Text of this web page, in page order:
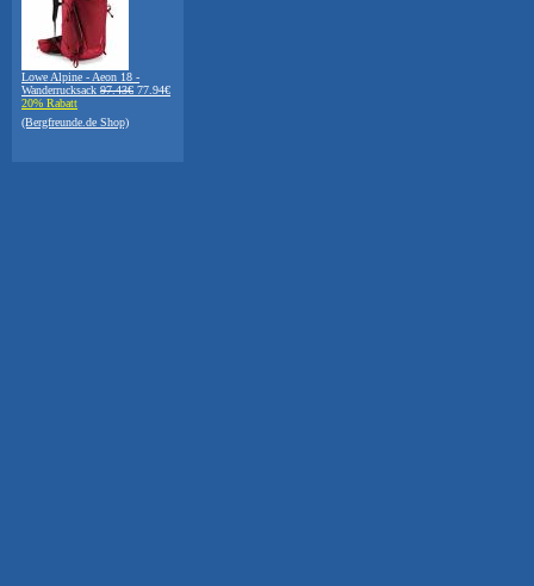
Lowe Alpine - Aeon 18 -
Wanderrucksack 97.43€ 77.94€
20% Rabatt
(Bergfreunde.de Shop)